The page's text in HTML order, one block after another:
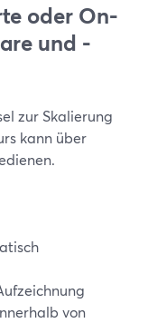
oder On-
und -
zur Skalierung
kann über
von